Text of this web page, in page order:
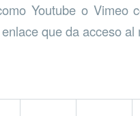
Youtube o Vimeo
que da acceso al